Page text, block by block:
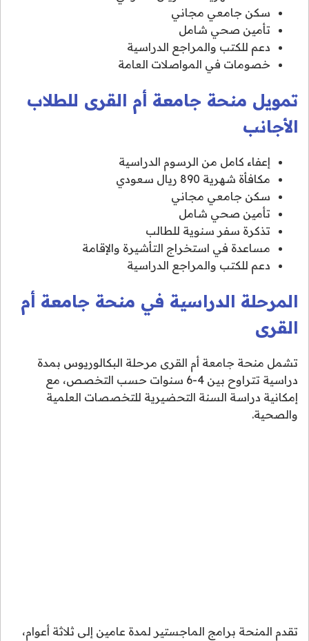
سكن جامعي مجاني
تأمين صحي شامل
دعم للكتب والمراجع الدراسية
خصومات في المواصلات العامة
تمويل منحة جامعة أم القرى للطلاب
الأجانب
إعفاء كامل من الرسوم الدراسية
مكافأة شهرية 890 ريال سعودي
سكن جامعي مجاني
تأمين صحي شامل
تذكرة سفر سنوية للطالب
مساعدة في استخراج التأشيرة والإقامة
دعم للكتب والمراجع الدراسية
المرحلة الدراسية في منحة جامعة أم
القرى
تشمل منحة جامعة أم القرى مرحلة البكالوريوس بمدة
دراسية تتراوح بين 4-6 سنوات حسب التخصص، مع
إمكانية دراسة السنة التحضيرية للتخصصات العلمية
والصحية.
تقدم المنحة برامج الماجستير لمدة عامين إلى ثلاثة أعوام،